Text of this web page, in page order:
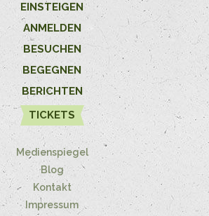
EINSTEIGEN
ANMELDEN
BESUCHEN
BEGEGNEN
BERICHTEN
TICKETS
Medienspiegel
Blog
Kontakt
Impressum